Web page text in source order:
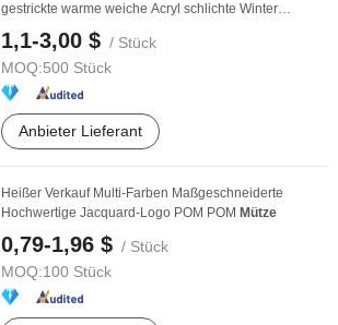
gestrickte warme weiche Acryl schlichte Winter
1,1-3,00 $ / Stück
MOQ:500 Stück
Anbieter Lieferant
Heißer Verkauf Multi-Farben Maßgeschneiderte
Hochwertige Jacquard-Logo POM POM Mütze
0,79-1,96 $ / Stück
MOQ:100 Stück